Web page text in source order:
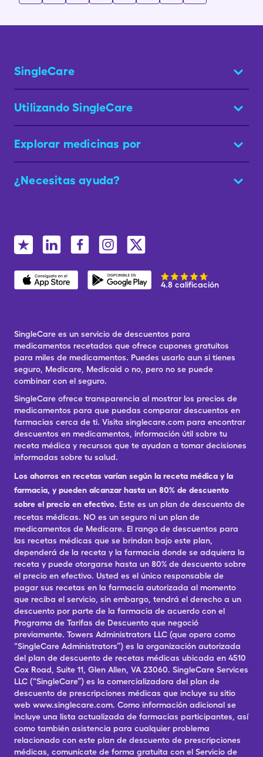
SingleCare
Utilizando SingleCare
Explorar medicinas por
¿Necesitas ayuda?
4.8 calificación
SingleCare es un servicio de descuentos para
medicamentos recetados que ofrece cupones gratuitos
para miles de medicamentos. Puedes usarlo aun si tienes
seguro, Medicare, Medicaid o no, pero no se puede
combinar con el seguro.
SingleCare ofrece transparencia al mostrar los precios de
medicamentos para que puedas comparar descuentos en
farmacias cerca de ti. Visita singlecare.com para encontrar
descuentos en medicamentos, información útil sobre tu
receta médica y recursos que te ayudan a tomar decisiones
informadas sobre tu salud.
Los ahorros en recetas varían según la receta médica y la
farmacia, y pueden alcanzar hasta un 80% de descuento
sobre el precio en efectivo. Este es un plan de descuento de
recetas médicas. NO es un seguro ni un plan de
medicamentos de Medicare. El rango de descuentos para
las recetas médicas que se brindan bajo este plan,
dependerá de la receta y la farmacia donde se adquiera la
receta y puede otorgarse hasta un 80% de descuento sobre
el precio en efectivo. Usted es el único responsable de
pagar sus recetas en la farmacia autorizada al momento
que reciba el servicio, sin embargo, tendrá el derecho a un
descuento por parte de la farmacia de acuerdo con el
Programa de Tarifas de Descuento que negoció
previamente. Towers Administrators LLC (que opera como
“SingleCare Administrators”) es la organización autorizada
del plan de descuento de recetas médicas ubicada en 4510
Cox Road, Suite 11, Glen Allen, VA 23060. SingleCare Services
LLC (“SingleCare”) es la comercializadora del plan de
descuento de prescripciones médicas que incluye su sitio
web www.singlecare.com. Como información adicional se
incluye una lista actualizada de farmacias participantes, así
como también asistencia para cualquier problema
relacionado con este plan de descuento de prescripciones
médicas, comunícate de forma gratuita con el Servicio de